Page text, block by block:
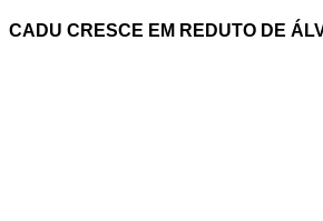
CADU CRESCE EM REDUTO DE